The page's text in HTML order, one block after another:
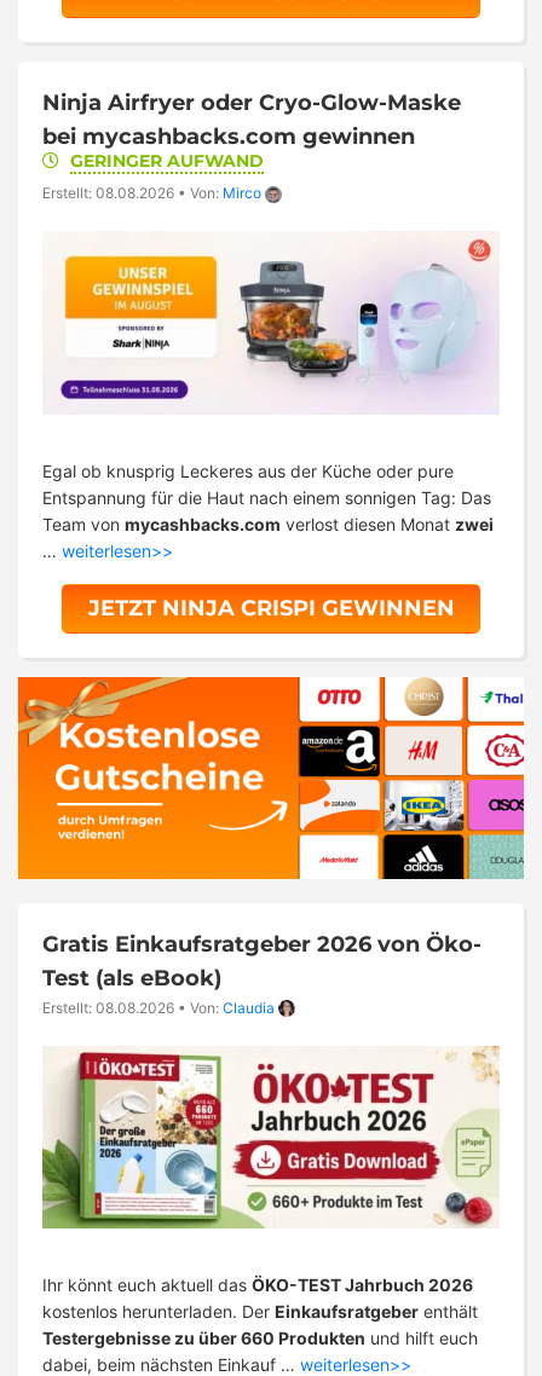
Ninja Airfryer oder Cryo-Glow-Maske
bei mycashbacks.com gewinnen
GERINGER AUFWAND
Erstellt: 08.08.2026 • Von: Mirco
Egal ob knusprig Leckeres aus der Küche oder pure
Entspannung für die Haut nach einem sonnigen Tag: Das
Team von mycashbacks.com verlost diesen Monat zwei
… weiterlesen>>
JETZT NINJA CRISPI GEWINNEN
Gratis Einkaufsratgeber 2026 von Öko-
Test (als eBook)
Erstellt: 08.08.2026 • Von: Claudia
Ihr könnt euch aktuell das ÖKO-TEST Jahrbuch 2026
kostenlos herunterladen. Der Einkaufsratgeber enthält
Testergebnisse zu über 660 Produkten und hilft euch
dabei, beim nächsten Einkauf … weiterlesen>>